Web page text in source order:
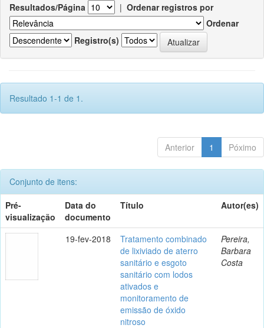
Resultados/Página | Ordenar registros por
Ordenar
Registro(s)
Resultado 1-1 de 1.
Anterior 1 Póximo
Conjunto de itens:
Pré-
visualização
Data do
documento
Título Autor(es)
19-fev-2018
Tratamento combinado
de lixiviado de aterro
sanitário e esgoto
sanitário com lodos
ativados e
monitoramento de
emissão de óxido
nitroso
Pereira,
Barbara
Costa